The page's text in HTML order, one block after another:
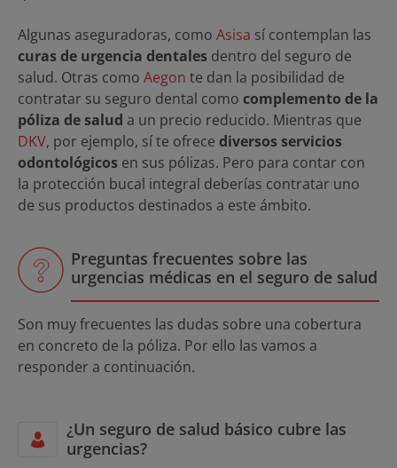
Algunas aseguradoras, como Asisa sí contemplan las
curas de urgencia dentales dentro del seguro de
salud. Otras como Aegon te dan la posibilidad de
contratar su seguro dental como complemento de la
póliza de salud a un precio reducido. Mientras que
DKV, por ejemplo, sí te ofrece diversos servicios
odontológicos en sus pólizas. Pero para contar con
la protección bucal integral deberías contratar uno
de sus productos destinados a este ámbito.
Preguntas frecuentes sobre las
urgencias médicas en el seguro de salud
Son muy frecuentes las dudas sobre una cobertura
en concreto de la póliza. Por ello las vamos a
responder a continuación.
¿Un seguro de salud básico cubre las
urgencias?